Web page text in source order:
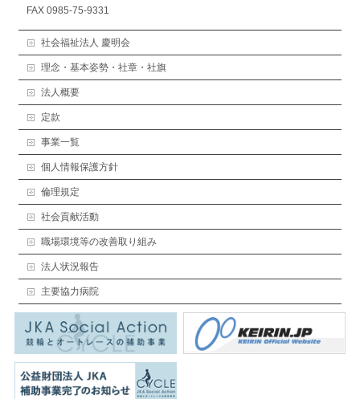
FAX 0985-75-9331
社会福祉法人 慶明会
理念・基本姿勢・社章・社旗
法人概要
定款
事業一覧
個人情報保護方針
倫理規定
社会貢献活動
職場環境等の改善取り組み
法人状況報告
主要協力病院